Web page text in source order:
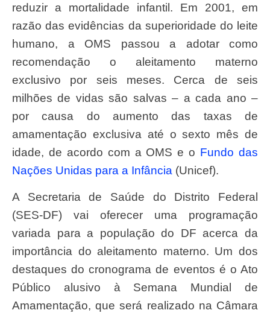
reduzir a mortalidade infantil. Em 2001, em
razão das evidências da superioridade do leite
humano, a OMS passou a adotar como
recomendação o aleitamento materno
exclusivo por seis meses. Cerca de seis
milhões de vidas são salvas – a cada ano –
por causa do aumento das taxas de
amamentação exclusiva até o sexto mês de
idade, de acordo com a OMS e o Fundo das
Nações Unidas para a Infância (Unicef).
A Secretaria de Saúde do Distrito Federal
(SES-DF) vai oferecer uma programação
variada para a população do DF acerca da
importância do aleitamento materno. Um dos
destaques do cronograma de eventos é o Ato
Público alusivo à Semana Mundial de
Amamentação, que será realizado na Câmara